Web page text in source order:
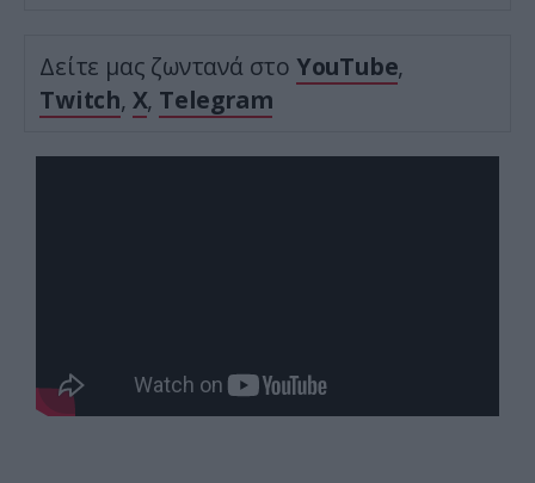
Δείτε μας ζωντανά στο YouTube,
Twitch, X, Telegram